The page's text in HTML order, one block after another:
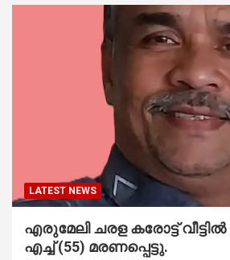
LATEST NEWS
എരുമേലി ചരള കരോട്ട്
എച്ച് (55) മരണപ്പെട്ടു.